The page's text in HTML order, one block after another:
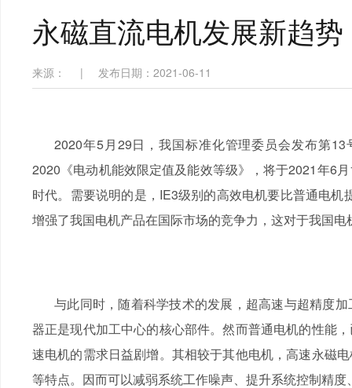
永磁直流电机发展新趋
来源： | 发布日期：2021-06-11
2020年5月29日，我国标准化管理委员会发布第
2020《电动机能效限定值及能效等级》，将于2021年6
时代。需要说明的是，IE3级别的高效电机要比普通电
增强了我国电机产品在国际市场的竞争力，这对于我国
与此同时，随着科学技术的发展，超高速与超精度
器正是现代加工中心的核心部件。然而普通电机的性能
速电机的需求日益剧增。其相较于其他电机，高速永磁
等特点。因而可以减弱系统工作噪声、提升系统控制精